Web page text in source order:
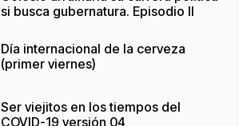
si busca gubernatura. Episodio II
Día internacional de la cerveza
(primer viernes)
Ser viejitos en los tiempos del
COVID-19 versión 04